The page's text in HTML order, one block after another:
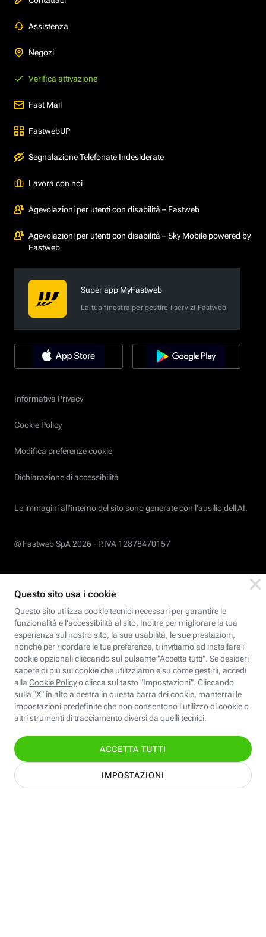
Assistenza
Negozi
Verifica attivazione
Fast Mail
FastwebUP
Segnalazione Telefonate Indesiderate
Lavora con noi
Agevolazioni per utenti con disabilità – Fastweb
Agevolazioni per utenti con disabilità – Sky Mobile powered by
Fastweb
Super app MyFastweb
La tua finestra per gestire i servizi Fastweb
Informativa Privacy
Cookie Policy
Modifica preferenze cookie
Dichiarazione di accessibilità
Le immagini all’interno del sito sono generate con l'ausilio dell'AI.
© Fastweb SpA 2026 - P.IVA 12878470157